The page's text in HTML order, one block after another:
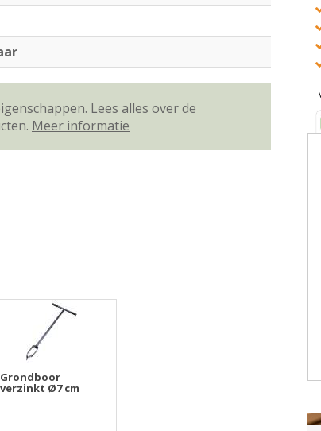
Lees alles over de
Meer informatie
Grondboor
verzinkt Ø7 cm